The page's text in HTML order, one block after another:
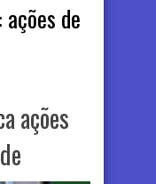
ações de
ações